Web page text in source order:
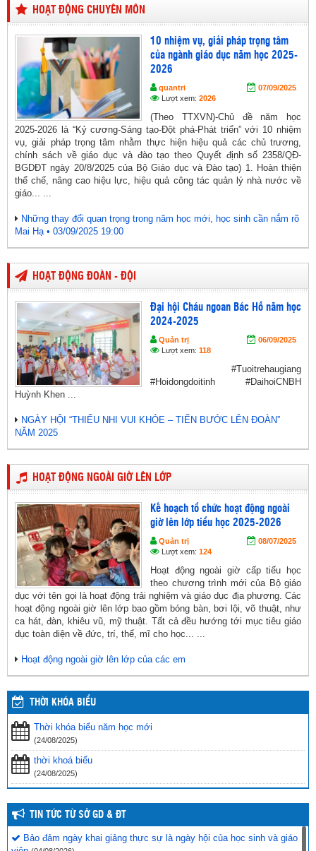
HOẠT ĐỘNG CHUYÊN MÔN
10 nhiệm vụ, giải pháp trọng tâm
của ngành giáo dục năm học 2025-
2026
quantri
07/09/2025
Lượt xem: 2026
(Theo TTXVN)-Chủ đề năm học
2025-2026 là “Kỷ cương-Sáng tạo-Đột phá-Phát triển” với 10 nhiệm
vụ, giải pháp trọng tâm nhằm thực hiện hiệu quả các chủ trương,
chính sách về giáo dục và đào tạo theo Quyết định số 2358/QĐ-
BGDĐT ngày 20/8/2025 của Bộ Giáo dục và Đào tạo) 1. Hoàn thiện
thể chế, nâng cao hiệu lực, hiệu quả công tác quản lý nhà nước về
giáo... ...
Những thay đổi quan trọng trong năm học mới, học sinh cần nắm rõ
Mai Hạ • 03/09/2025 19:00
HOẠT ĐỘNG ĐOÀN - ĐỘI
Đại hội Cháu ngoan Bác Hồ năm học
2024-2025
Quản trị
06/09/2025
Lượt xem: 118
#Tuoitrehaugiang
#Hoidongdoitinh #DaihoiCNBH
Huỳnh Khen ...
NGÀY HỘI “THIẾU NHI VUI KHỎE – TIẾN BƯỚC LÊN ĐOÀN”
NĂM 2025
HOẠT ĐỘNG NGOÀI GIỜ LÊN LỚP
Kế hoạch tổ chức hoạt động ngoài
giờ lên lớp tiểu học 2025-2026
Quản trị
08/07/2025
Lượt xem: 124
Hoạt động ngoài giờ cấp tiểu học
theo chương trình mới của Bộ giáo
dục với tên gọi là hoạt động trải nghiệm và giáo dục địa phương. Các
hoạt động ngoài giờ lên lớp bao gồm bóng bàn, bơi lội, võ thuật, như
ca hát, đàn, khiêu vũ, mỹ thuật. Tất cả đều hướng tới mục tiêu giáo
dục toàn diện về đức, trí, thể, mĩ cho học... ...
Hoạt động ngoài giờ lên lớp của các em
THỜI KHÓA BIỂU
Thời khóa biểu năm học mới
(24/08/2025)
thời khoá biểu
(24/08/2025)
TIN TỨC TỪ SỞ GD & ĐT
Bảo đảm ngày khai giảng thực sự là ngày hội của học sinh và giáo